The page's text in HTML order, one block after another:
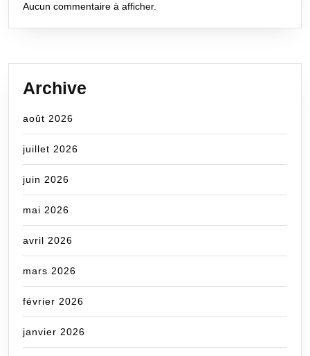
Aucun commentaire à afficher.
Archive
août 2026
juillet 2026
juin 2026
mai 2026
avril 2026
mars 2026
février 2026
janvier 2026